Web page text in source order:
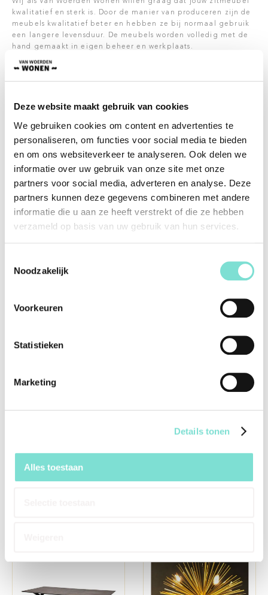
Deze website maakt gebruik van cookies
We gebruiken cookies om content en advertenties te
personaliseren, om functies voor social media te bieden
en om ons websiteverkeer te analyseren. Ook delen we
informatie over uw gebruik van onze site met onze
partners voor social media, adverteren en analyse. Deze
partners kunnen deze gegevens combineren met andere
informatie die u aan ze heeft verstrekt of die ze hebben
verzameld op basis van uw gebruik van hun services.
Noodzakelijk
Voorkeuren
Statistieken
Marketing
Details tonen
Alles toestaan
kwalitatief en sterk is. Door de manier van produceren zijn de
meubels kwalitatief beter en hebben ze bij normaal gebruik
een langere levensduur. De meubels worden volledig met de
hand gemaakt in eigen beheer en werkplaats.
Eetkamerstoel Qool is een stoel met een minimalistisch
onderstellen mogelijk én kan Qool in diverse armleuning
geleverd worden.
Specificaties
Vorm Rechthoekig
Afwerking
Kan met draaivoet geleverd